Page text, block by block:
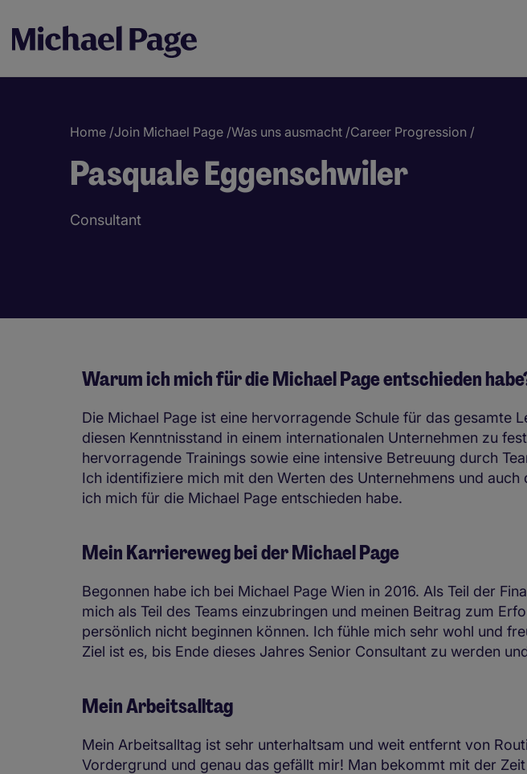
Breadcrumb
Home /Join Michael Page /Was uns ausmacht /Career Progression /
Pasquale Eggenschwiler
Consultant
Warum ich mich für die Michael Page entschieden
Die Michael Page ist eine hervorragende Schule für das gesamte
diesen Kenntnisstand in einem internationalen Unternehmen zu
hervorragende Trainings sowie eine intensive Betreuung durch
Ich identifiziere mich mit den Werten des Unternehmens und
ich mich für die Michael Page entschieden habe.
Mein Karriereweg bei der Michael Page
Begonnen habe ich bei Michael Page Wien in 2016. Als Teil der
mich als Teil des Teams einzubringen und meinen Beitrag zum
persönlich nicht beginnen können. Ich fühle mich sehr wohl und
Ziel ist es, bis Ende dieses Jahres Senior Consultant zu werden
Mein Arbeitsalltag
Mein Arbeitsalltag ist sehr unterhaltsam und weit entfernt von
Vordergrund und genau das gefällt mir! Man bekommt mit der